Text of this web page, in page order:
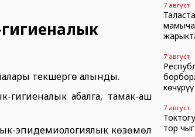
текшерүүгө алынды.
гигиеналык абалга, тамак-аш
эпидемиологиялык көзөмөл
7 август
7 август
7 август
тор